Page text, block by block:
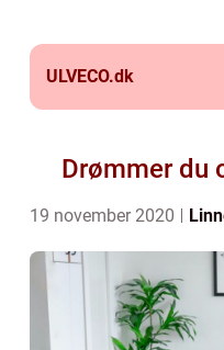
ULVECO.dk
Drømmer du
19 november 2020